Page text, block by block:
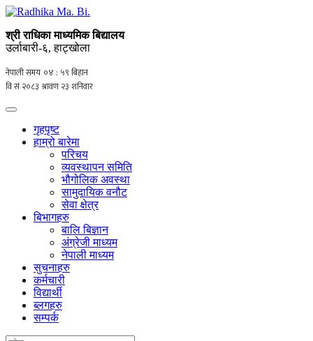
श्री राधिका माध्यमिक बिद्यालय
उर्लाबारी-६, हाट्खोला
गृहपृष्ट
हाम्रो बारेमा
परिचय
व्यवस्थापन समिति
भौगोलिक अवस्था
सामुदायिक वनौट
सेवा क्षेत्र
बिभागहरु
बालि बिज्ञान
अंग्रेजी माध्यम
नेपाली माध्यम
सुचनाहरु
कर्मचारी
विद्यार्थी
ब्लगहरु
सम्पर्क